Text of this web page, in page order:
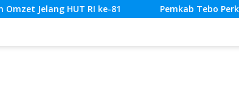
Pemkab Tebo Perkuat Perlindungan Pekerja